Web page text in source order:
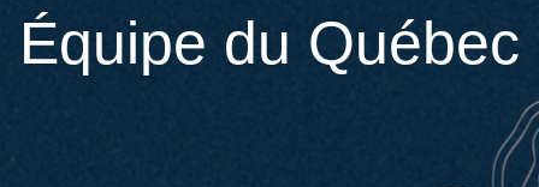
Équipe du Québec